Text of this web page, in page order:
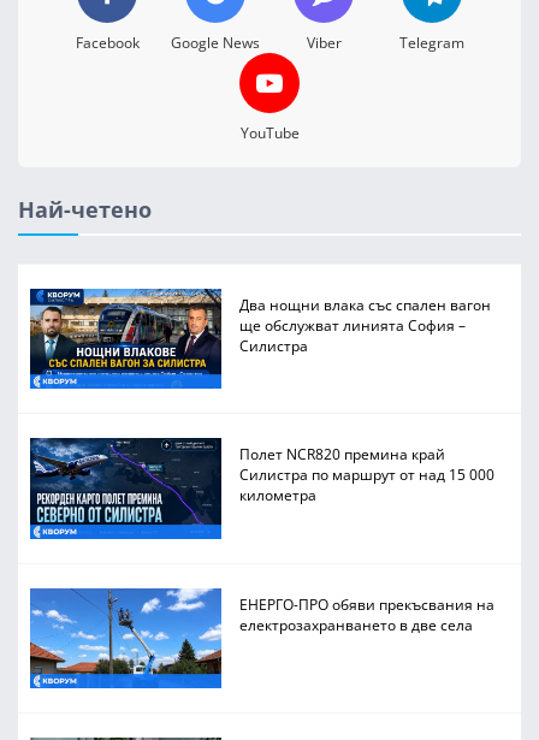
Facebook Google News Viber Telegram
YouTube
Най-четено
Два нощни влака със спален вагон
ще обслужват линията София –
Силистра
Полет NCR820 премина край
Силистра по маршрут от над 15 000
километра
ЕНЕРГО-ПРО обяви прекъсвания на
електрозахранването в две села